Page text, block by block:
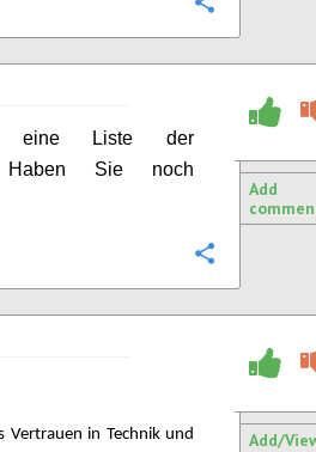
eine Liste der
Haben Sie noch
Add
Vertrauen in Technik und
Add/